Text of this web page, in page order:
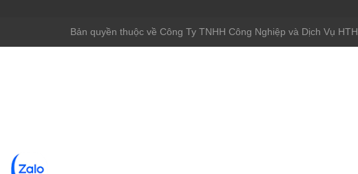
Bản quyền thuộc về Công Ty TNHH Công Nghiệp và Dịch Vụ HTH